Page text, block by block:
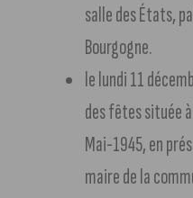
salle des États,
Bourgogne.
le lundi 11
des fêtes située
Mai-1945, en
maire de la